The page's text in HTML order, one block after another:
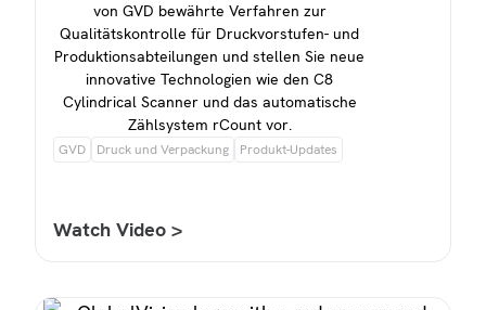
von GVD bewährte Verfahren zur
Qualitätskontrolle für Druckvorstufen- und
Produktionsabteilungen und stellen Sie neue
innovative Technologien wie den C8
Cylindrical Scanner und das automatische
Zählsystem rCount vor.
GVD Druck und Verpackung Produkt-Updates
Watch Video >